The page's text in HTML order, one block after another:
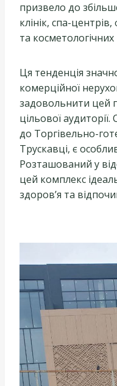
призвело до
клінік, спа-центрів,
та косметологічних
Ця тенденція
комерційної
задовольнити цей
цільової
до Торгівельно-
Трускавці, є
Розташований у
цей комплекс
здоров’я та